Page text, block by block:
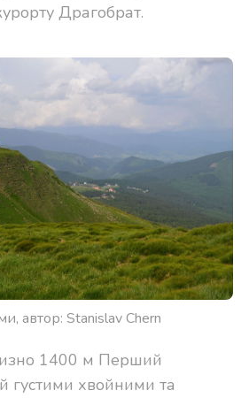
Драгобрат.
автор: Stanislav Chern
1400 м Перший
густими хвойними та